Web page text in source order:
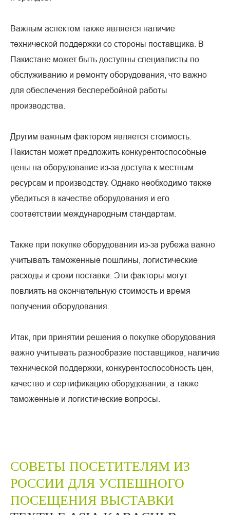
Важным аспектом также является наличие
технической поддержки со стороны поставщика. В
Пакистане может быть доступны специалисты по
обслуживанию и ремонту оборудования, что важно
для обеспечения бесперебойной работы
производства.
Другим важным фактором является стоимость.
Пакистан может предложить конкурентоспособные
цены на оборудование из-за доступа к местным
ресурсам и производству. Однако необходимо также
убедиться в качестве оборудования и его
соответствии международным стандартам.
Также при покупке оборудования из-за рубежа важно
учитывать таможенные пошлины, логистические
расходы и сроки поставки. Эти факторы могут
повлиять на окончательную стоимость и время
получения оборудования.
Итак, при принятии решения о покупке оборудования
важно учитывать разнообразие поставщиков, наличие
технической поддержки, конкурентоспособность цен,
качество и сертификацию оборудования, а также
таможенные и логистические вопросы.
СОВЕТЫ ПОСЕТИТЕЛЯМ ИЗ
РОССИИ ДЛЯ УСПЕШНОГО
ПОСЕЩЕНИЯ ВЫСТАВКИ